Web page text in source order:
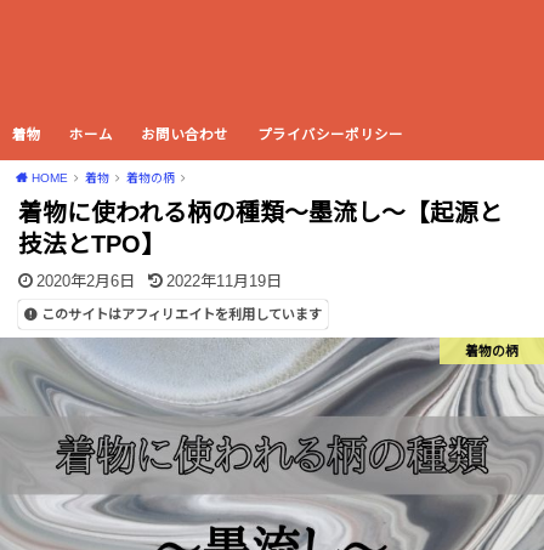
着物 ホーム お問い合わせ プライバシーポリシー
HOME 着物 着物の柄
着物に使われる柄の種類〜墨流し〜【起源と
技法とTPO】
2020年2月6日 2022年11月19日
このサイトはアフィリエイトを利用しています
着物の柄